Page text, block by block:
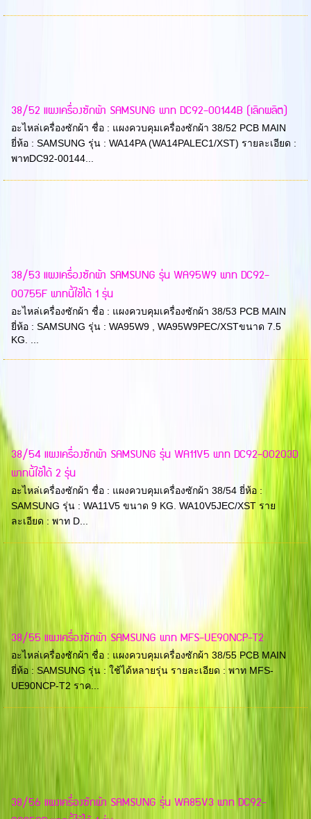
38/52 แผงเครื่องซักผ้า SAMSUNG พาท DC92-00144B (เลิกผลิต)
อะไหล่เครื่องซักผ้า ชื่อ : แผงควบคุมเครื่องซักผ้า 38/52 PCB MAIN
ยี่ห้อ : SAMSUNG รุ่น : WA14PA (WA14PALEC1/XST) รายละเอียด :
พาทDC92-00144...
38/53 แผงเครื่องซักผ้า SAMSUNG รุ่น WA95W9 พาท DC92-
00755F พาทนี้ใช้ได้ 1 รุ่น
อะไหล่เครื่องซักผ้า ชื่อ : แผงควบคุมเครื่องซักผ้า 38/53 PCB MAIN
ยี่ห้อ : SAMSUNG รุ่น : WA95W9 , WA95W9PEC/XSTขนาด 7.5
KG. ...
38/54 แผงเครื่องซักผ้า SAMSUNG รุ่น WA11V5 พาท DC92-00203D
พาทนี้ใช้ได้ 2 รุ่น
อะไหล่เครื่องซักผ้า ชื่อ : แผงควบคุมเครื่องซักผ้า 38/54 ยี่ห้อ :
SAMSUNG รุ่น : WA11V5 ขนาด 9 KG. WA10V5JEC/XST ราย
ละเอียด : พาท D...
38/55 แผงเครื่องซักผ้า SAMSUNG พาท MFS-UE90NCP-T2
อะไหล่เครื่องซักผ้า ชื่อ : แผงควบคุมเครื่องซักผ้า 38/55 PCB MAIN
ยี่ห้อ : SAMSUNG รุ่น : ใช้ได้หลายรุ่น รายละเอียด : พาท MFS-
UE90NCP-T2 ราค...
38/56 แผงเครื่องซักผ้า SAMSUNG รุ่น WA85V3 พาท DC92-